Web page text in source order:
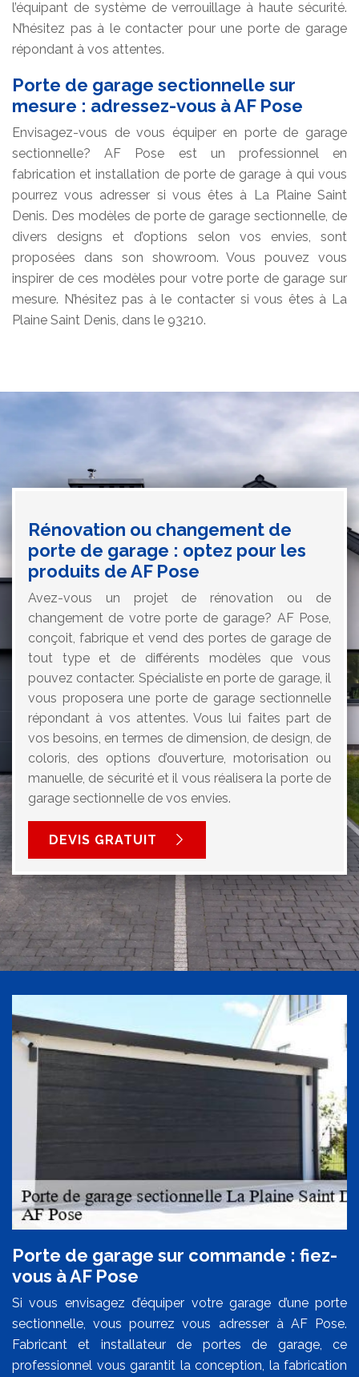
l’équipant de système de verrouillage à haute sécurité.
N’hésitez pas à le contacter pour une porte de garage
répondant à vos attentes.
Porte de garage sectionnelle sur
mesure : adressez-vous à AF Pose
Envisagez-vous de vous équiper en porte de garage
sectionnelle? AF Pose est un professionnel en
fabrication et installation de porte de garage à qui vous
pourrez vous adresser si vous êtes à La Plaine Saint
Denis. Des modèles de porte de garage sectionnelle, de
divers designs et d’options selon vos envies, sont
proposées dans son showroom. Vous pouvez vous
inspirer de ces modèles pour votre porte de garage sur
mesure. N’hésitez pas à le contacter si vous êtes à La
Plaine Saint Denis, dans le 93210.
Rénovation ou changement de
porte de garage : optez pour les
produits de AF Pose
Avez-vous un projet de rénovation ou de
changement de votre porte de garage? AF Pose,
conçoit, fabrique et vend des portes de garage de
tout type et de différents modèles que vous
pouvez contacter. Spécialiste en porte de garage, il
vous proposera une porte de garage sectionnelle
répondant à vos attentes. Vous lui faites part de
vos besoins, en termes de dimension, de design, de
coloris, des options d’ouverture, motorisation ou
manuelle, de sécurité et il vous réalisera la porte de
garage sectionnelle de vos envies.
DEVIS GRATUIT
Porte de garage sur commande : fiez-
vous à AF Pose
Si vous envisagez d’équiper votre garage d’une porte
sectionnelle, vous pourrez vous adresser à AF Pose.
Fabricant et installateur de portes de garage, ce
professionnel vous garantit la conception, la fabrication